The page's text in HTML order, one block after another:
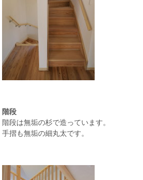
階段
階段は無垢の杉で造っています。
手摺も無垢の細丸太です。